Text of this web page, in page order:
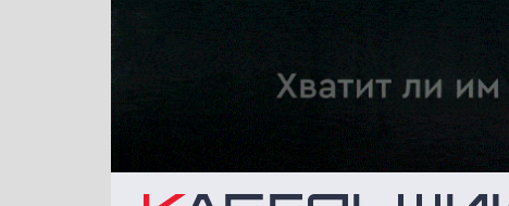
Перейти к основному содержанию